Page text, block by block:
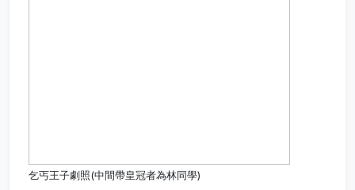
乞丐王子劇照(中間帶皇冠者為林同學)